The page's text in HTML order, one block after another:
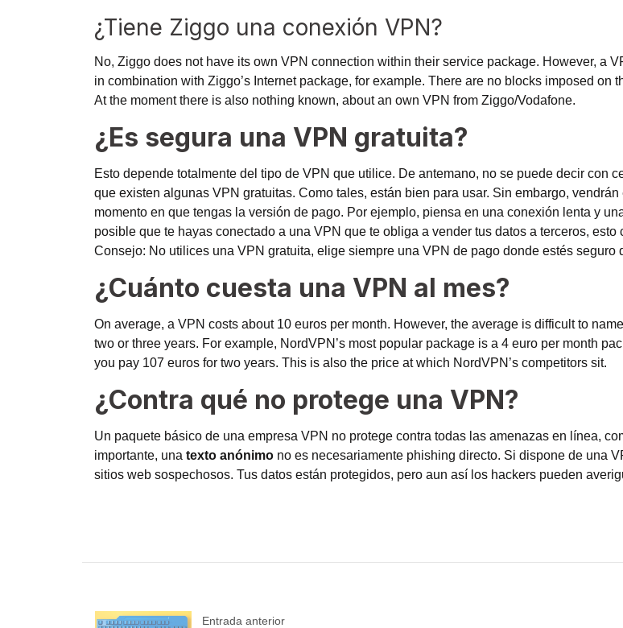
¿Tiene Ziggo una conexión VPN?
No, Ziggo does not have its own VPN connection within their service package. However, a
in combination with Ziggo’s Internet package, for example. There are no blocks imposed
At the moment there is also nothing known, about an own VPN from Ziggo/Vodafone.
¿Es segura una VPN gratuita?
Esto depende totalmente del tipo de VPN que utilice. De antemano, no se puede decir con
que existen algunas VPN gratuitas. Como tales, están bien para usar. Sin embargo,
momento en que tengas la versión de pago. Por ejemplo, piensa en una conexión lenta y
posible que te hayas conectado a una VPN que te obliga a vender tus datos a terceros,
Consejo: No utilices una VPN gratuita, elige siempre una VPN de pago donde estés seguro
¿Cuánto cuesta una VPN al mes?
On average, a VPN costs about 10 euros per month. However, the average is difficult to
two or three years. For example, NordVPN’s most popular package is a 4 euro per month
you pay 107 euros for two years. This is also the price at which NordVPN’s competitors sit.
¿Contra qué no protege una VPN?
Un paquete básico de una empresa VPN no protege contra todas las amenazas en línea,
importante, una texto anónimo no es necesariamente phishing directo. Si dispone de una
sitios web sospechosos. Tus datos están protegidos, pero aun así los hackers pueden
Entrada anterior